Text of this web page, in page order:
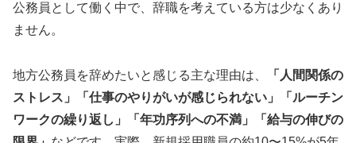
公務員として働く中で、辞職を考えている方は少なくあり
ません。
地方公務員を辞めたいと感じる主な理由は、
「人間関係の
ストレス」「仕事のやりがいが感じられない」「ルーチン
ワークの繰り返し」「年功序列への不満」「給与の伸びの